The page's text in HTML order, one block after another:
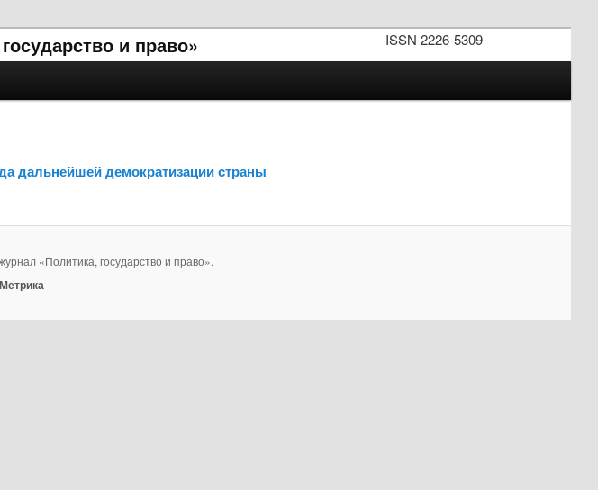
ISSN 2226-5309
и право»
дальнейшей демократизации страны
«Политика, государство и право».